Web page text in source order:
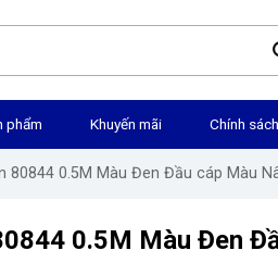
phẩm Khuyến mãi Chính
80844 0.5M Màu Đen Đầu cáp Màu
0.5M Màu Đen